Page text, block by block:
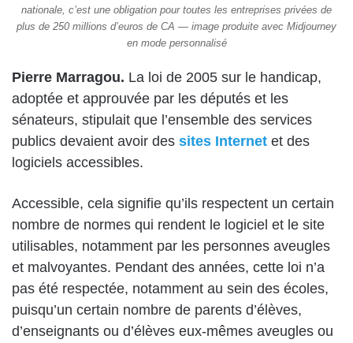
nationale, c’est une obligation pour toutes les entreprises privées de
plus de 250 millions d’euros de CA — image produite avec Midjourney
en mode personnalisé
Pierre Marragou. La loi de 2005 sur le handicap,
adoptée et approuvée par les députés et les
sénateurs, stipulait que l’ensemble des services
publics devaient avoir des sites Internet et des
logiciels accessibles.
Accessible, cela signifie qu’ils respectent un certain
nombre de normes qui rendent le logiciel et le site
utilisables, notamment par les personnes aveugles
et malvoyantes. Pendant des années, cette loi n’a
pas été respectée, notamment au sein des écoles,
puisqu’un certain nombre de parents d’élèves,
d’enseignants ou d’élèves eux-mêmes aveugles ou